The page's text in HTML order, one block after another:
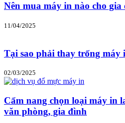
Nên mua máy in nào cho gia
11/04/2025
Tại sao phải thay trống máy
02/03/2025
Cẩm nang chọn loại máy in
văn phòng, gia đình